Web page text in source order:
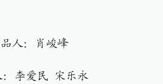
品人：肖峻峰
：李爱民 宋乐永